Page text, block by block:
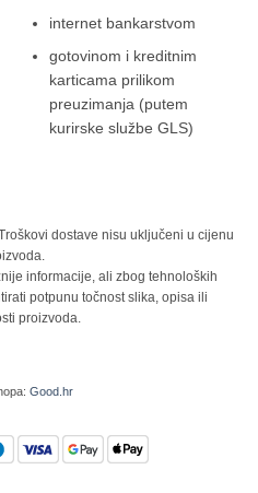
internet bankarstvom
gotovinom i kreditnim
karticama prilikom
preuzimanja (putem
kurirske službe GLS)
dostave nisu uključeni u cijenu
informacije, ali zbog tehnoloških
potpunu točnost slika, opisa ili
proizvoda.
Good.hr